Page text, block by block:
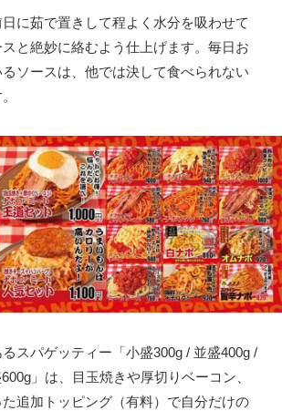
に茹で置きして程よく水分を吸わせて
と絶妙に絡むよう仕上げます。毎日お
ソースは、他では決して食べられない
スパゲッティー「小盛300g / 並盛400g /
」は、目玉焼きや厚切りベーコン、
追加トッピング（有料）で自分だけの